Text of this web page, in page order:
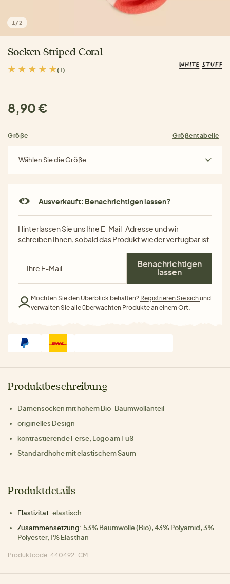
1 /2
Socken Striped Coral
(1)
8,90 €
Größe Größentabelle
Wählen Sie die Größe
Ausverkauft: Benachrichtigen lassen?
Hinterlassen Sie uns Ihre E-Mail-Adresse und wir
schreiben Ihnen, sobald das Produkt wieder verfügbar ist.
Benachrichtigen
lassen
Möchten Sie den Überblick behalten? Registrieren Sie sichund
verwalten Sie alle überwachten Produkte an einem Ort.
Produktbeschreibung
Damensocken mit hohem Bio-Baumwollanteil
originelles Design
kontrastierende Ferse, Logo am Fuß
Standardhöhe mit elastischem Saum
Produktdetails
Elastizität: elastisch
Zusammensetzung: 53% Baumwolle (Bio), 43% Polyamid, 3%
Polyester, 1% Elasthan
Produktcode: 440492-CM